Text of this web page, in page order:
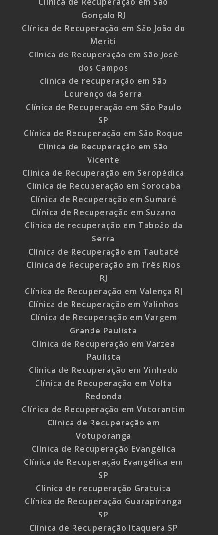
Gonçalo RJ
Clínica de Recuperação em São João do
Meriti
Clínica de Recuperação em São José
dos Campos
clinica de recuperação em São
Lourenço da Serra
Clínica de Recuperação em São Paulo
SP
Clínica de Recuperação em São Roque
Clínica de Recuperação em São
Vicente
Clínica de Recuperação em Seropédica
Clínica de Recuperação em Sorocaba
Clínica de Recuperação em Sumaré
Clínica de Recuperação em Suzano
Clinica de recuperação em Taboão da
Serra
Clínica de Recuperação em Taubaté
Clínica de Recuperação em Três Rios
RJ
Clínica de Recuperação em Valença RJ
Clínica de Recuperação em Valinhos
Clínica de Recuperação em Vargem
Grande Paulista
Clínica de Recuperação em Varzea
Paulista
Clinica de Recuperação em Vinhedo
Clínica de Recuperação em Volta
Redonda
Clínica de Recuperação em Votorantim
Clínica de Recuperação em
Votuporanga
Clínica de Recuperação Evangélica
Clínica de Recuperação Evangélica em
SP
Clinica de recuperação Gratuita
Clínica de Recuperação Guarapiranga
SP
Clínica de Recuperação Itaquera SP